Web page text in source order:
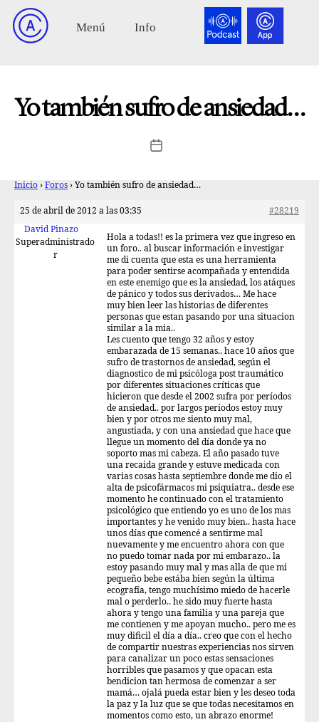
Yo también sufro de ansiedad…
Inicio › Foros › Yo también sufro de ansiedad…
25 de abril de 2012 a las 03:35
#28219
David Pinazo
Superadministrado
r
Hola a todas!! es la primera vez que ingreso en
un foro.. al buscar información e investigar
me di cuenta que esta es una herramienta
para poder sentirse acompañada y entendida
en este enemigo que es la ansiedad, los atáques
de pánico y todos sus derivados… Me hace
muy bien leer las historias de diferentes
personas que estan pasando por una situacion
similar a la mia..
Les cuento que tengo 32 años y estoy
embarazada de 15 semanas.. hace 10 años que
sufro de trastornos de ansiedad, según el
diagnostico de mi psicóloga post traumático
por diferentes situaciones críticas que
hicieron que desde el 2002 sufra por períodos
de ansiedad.. por largos períodos estoy muy
bien y por otros me siento muy mal,
angustiada, y con una ansiedad que hace que
llegue un momento del día donde ya no
soporto mas mi cabeza. El año pasado tuve
una recaida grande y estuve medicada con
varias cosas hasta septiembre donde me dio el
alta de psicofármacos mi psiquiatra.. desde ese
momento he continuado con el tratamiento
psicológico que entiendo yo es uno de los mas
importantes y he venido muy bien.. hasta hace
unos días que comencé a sentirme mal
nuevamente y me encuentro ahora con que
no puedo tomar nada por mi embarazo.. la
estoy pasando muy mal y mas alla de que mi
pequeño bebe estába bien según la última
ecografía, tengo muchísimo miedo de hacerle
mal o perderlo.. he sido muy fuerte hasta
ahora y tengo una familia y una pareja que
me contienen y me apoyan mucho.. pero me es
muy dificil el día a día.. creo que con el hecho
de compartir nuestras experiencias nos sirven
para canalizar un poco estas sensaciones
horribles que pasamos y que opacan esta
bendicion tan hermosa de comenzar a ser
mamá… ojalá pueda estar bien y les deseo toda
la paz y la luz que se que todas necesitamos en
momentos como esto, un abrazo enorme!